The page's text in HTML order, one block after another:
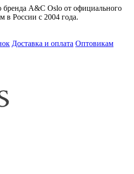
бренда A&C Oslo от официального
в России с 2004 года.
Доставка и оплата Оптовикам